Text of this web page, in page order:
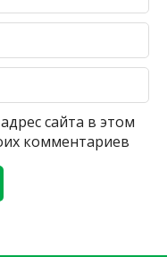
сайта в этом
комментариев